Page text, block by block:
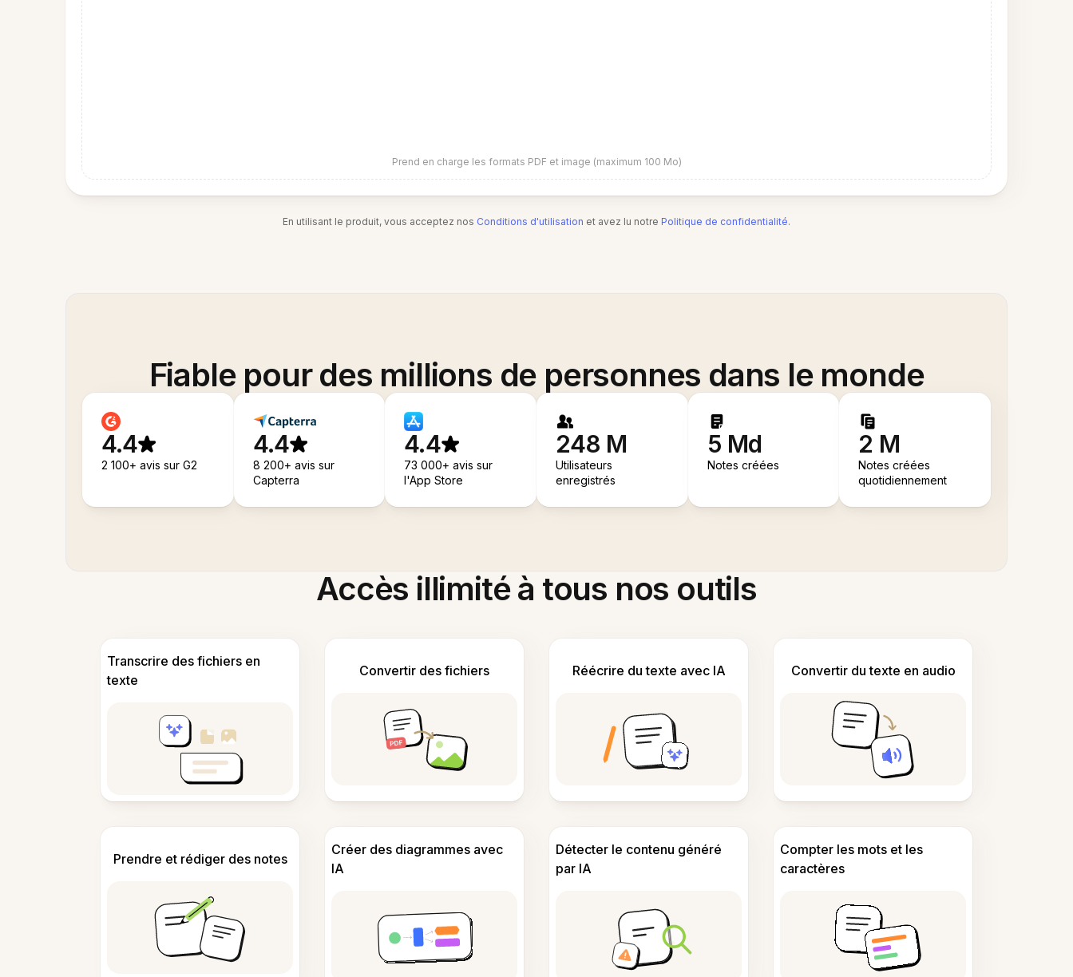
Prend en charge les formats PDF et image (maximum 100 Mo)
En utilisant le produit, vous acceptez nos Conditions d'utilisation et avez lu notre Politique de confidentialité.
Fiable pour des millions de personnes dans le monde
4.4
2 100+ avis sur G2
4.4
8 200+ avis sur
Capterra
4.4
73 000+ avis sur
l'App Store
248 M
Utilisateurs
enregistrés
5 Md
Notes créées
2 M
Notes créées
quotidiennement
Accès illimité à tous nos outils
Transcrire des fichiers en
texte
Convertir des fichiers Réécrire du texte avec IA Convertir du texte en audio
Prendre et rédiger des notes
Créer des diagrammes avec
IA
Détecter le contenu généré
par IA
Compter les mots et les
caractères